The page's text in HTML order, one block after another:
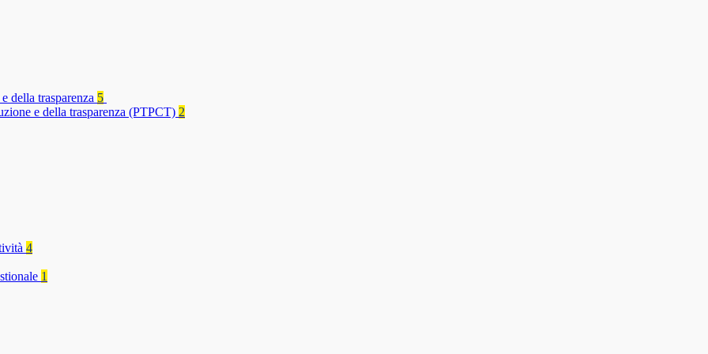
della trasparenza 5
e della trasparenza (PTPCT) 2
4
1